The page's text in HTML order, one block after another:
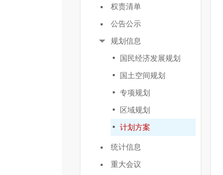
权责清单
公告公示
规划信息
国民经济发展规划
国土空间规划
专项规划
区域规划
计划方案
统计信息
重大会议